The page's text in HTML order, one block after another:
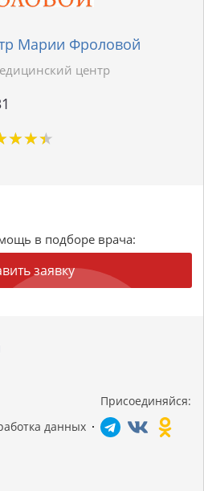
Марии Фроловой
центр
★★★
★★★
в подборе врача:
заявку
данных
Присоединяйся: